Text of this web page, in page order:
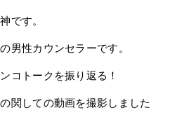
です。
男性カウンセラーです。
コトークを振り返る！
関しての動画を撮影しました